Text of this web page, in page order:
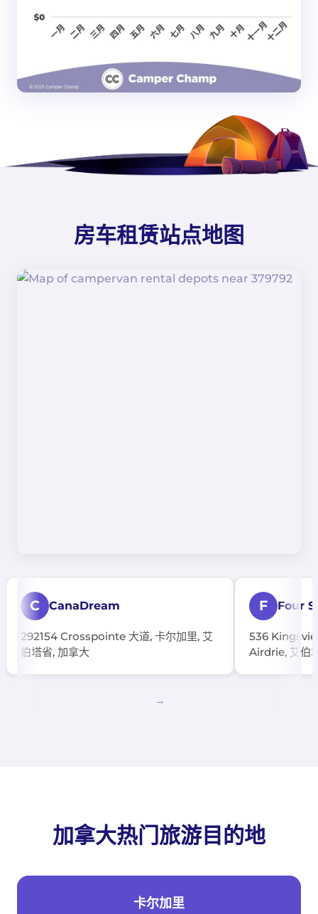
房车租赁站点地图
C CanaDream
292154 Crosspointe 大道, 卡尔加里, 艾
伯塔省, 加拿大
F Four
536
Airdrie, 艾伯
加拿大热门旅游目的地
卡尔加里